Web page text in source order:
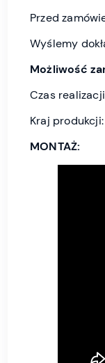
Przed
Wyślemy
Możliwość
Czas
Kraj
MONTAŻ: